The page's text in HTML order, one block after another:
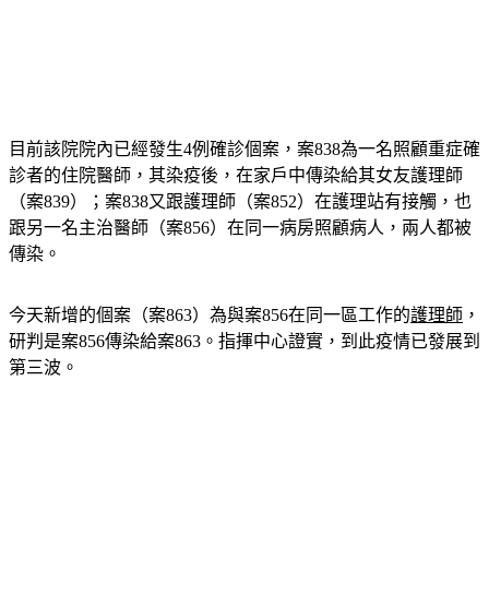
目前該院院內已經發生4例確診個案，案838為一名照顧重症確
診者的住院醫師，其染疫後，在家戶中傳染給其女友護理師
（案839）；案838又跟護理師（案852）在護理站有接觸，也
跟另一名主治醫師（案856）在同一病房照顧病人，兩人都被
傳染。
今天新增的個案（案863）為與案856在同一區工作的護理師 ，
研判是案856傳染給案863。指揮中心證實，到此疫情已發展到
第三波。